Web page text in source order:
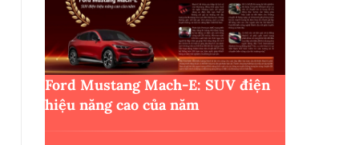
Ford Mustang Mach-E: SUV điện
hiệu năng cao của năm